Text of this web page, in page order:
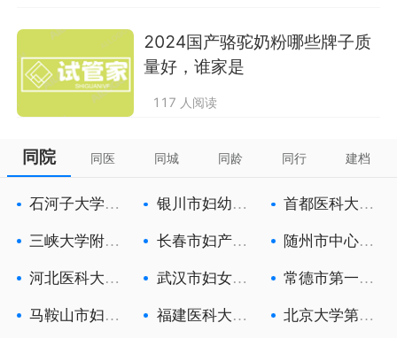
2024国产骆驼奶粉哪些牌子质
量好，谁家是
117 人阅读
同院 同医 同城 同龄 同行 建档
石河子大学医
银川市妇幼保
首都医科大学
三峡大学附属
长春市妇产医
随州市中心医
河北医科大学
武汉市妇女儿
常德市第一人
马鞍山市妇幼
福建医科大学
北京大学第三